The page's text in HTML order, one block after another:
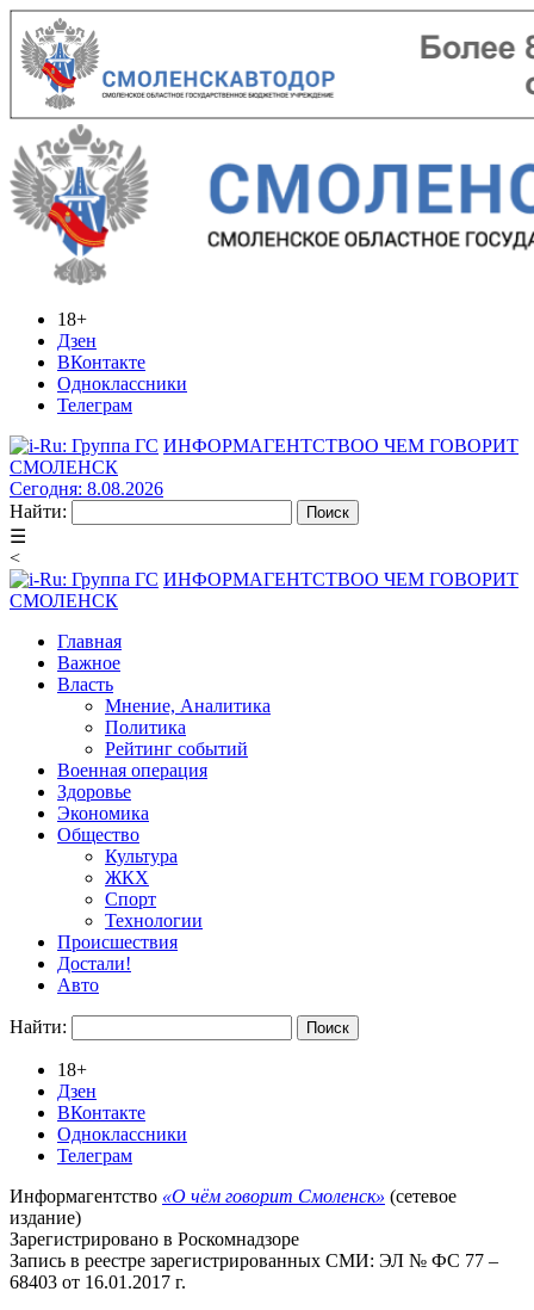
18+
Дзен
ВКонтакте
Одноклассники
Телеграм
ИНФОРМАГЕНТСТВОО ЧЕМ ГОВОРИТ
СМОЛЕНСК
Сегодня: 8.08.2026
Найти:
☰
<
ИНФОРМАГЕНТСТВОО ЧЕМ ГОВОРИТ
СМОЛЕНСК
Главная
Важное
Власть
Мнение, Аналитика
Политика
Рейтинг событий
Военная операция
Здоровье
Экономика
Общество
Культура
ЖКХ
Спорт
Технологии
Происшествия
Достали!
Авто
Найти:
18+
Дзен
ВКонтакте
Одноклассники
Телеграм
Информагентство «О чём говорит Смоленск» (сетевое
издание)
Зарегистрировано в Роскомнадзоре
Запись в реестре зарегистрированных СМИ: ЭЛ № ФС 77 –
68403 от 16.01.2017 г.